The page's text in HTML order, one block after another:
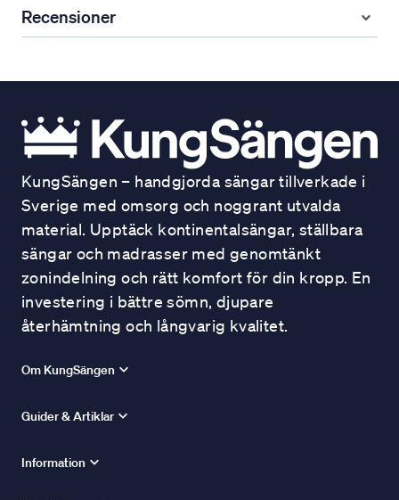
Recensioner
KungSängen – handgjorda sängar tillverkade i
Sverige med omsorg och noggrant utvalda
material. Upptäck kontinentalsängar, ställbara
sängar och madrasser med genomtänkt
zonindelning och rätt komfort för din kropp. En
investering i bättre sömn, djupare
återhämtning och långvarig kvalitet.
Om KungSängen
Guider & Artiklar
Information